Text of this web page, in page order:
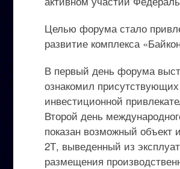
Целью форума стало
развитие комплекса
В первый день форума
ознакомил
инвестиционной
Второй день
показан возможный
2Т, выведенный из
размещения